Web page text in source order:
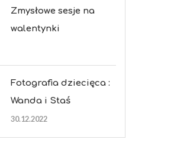
Zmysłowe sesje na
walentynki
Fotografia dziecięca :
Wanda i Staś
30.12.2022